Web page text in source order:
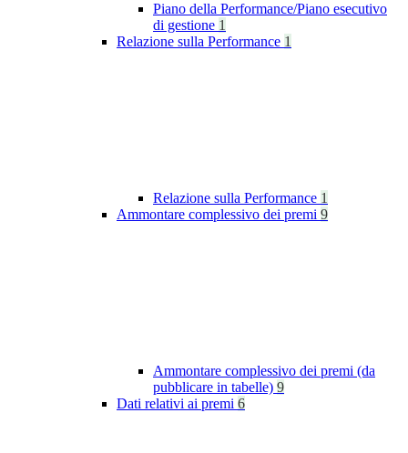
Piano della Performance/Piano esecutivo
di gestione 1
Relazione sulla Performance 1
Relazione sulla Performance 1
Ammontare complessivo dei premi 9
Ammontare complessivo dei premi (da
pubblicare in tabelle) 9
Dati relativi ai premi 6